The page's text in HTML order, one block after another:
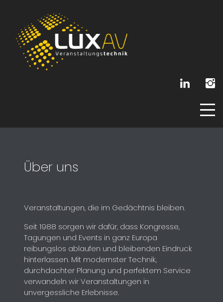
Über uns
Veranstaltungen, die im Gedächtnis bleiben.
Seit 1988 sorgen wir dafür, dass Kongresse,
Tagungen und Events in ganz Europa
reibungslos ablaufen und bleibenden Eindruck
hinterlassen. Mit modernster Technik,
durchdachter Planung und perfektem Service
verwandeln wir Veranstaltungen in
unvergessliche Erlebnisse.